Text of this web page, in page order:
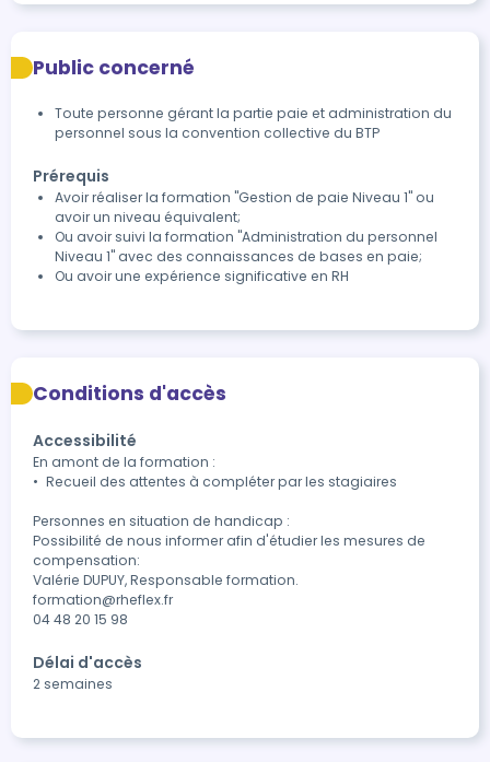
Public concerné
Toute personne gérant la partie paie et administration du
personnel sous la convention collective du BTP
Prérequis
Avoir réaliser la formation "Gestion de paie Niveau 1" ou
avoir un niveau équivalent;
Ou avoir suivi la formation "Administration du personnel
Niveau 1" avec des connaissances de bases en paie;
Ou avoir une expérience significative en RH
Conditions d'accès
Accessibilité
En amont de la formation :
•	Recueil des attentes à compléter par les stagiaires
Personnes en situation de handicap :
Possibilité de nous informer afin d'étudier les mesures de
compensation:
Valérie DUPUY, Responsable formation.
formation@rheflex.fr
04 48 20 15 98
Délai d'accès
2 semaines